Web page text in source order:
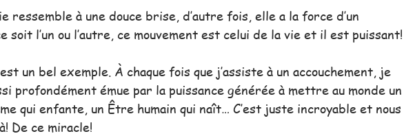
ressemble à une douce brise, d’autre fois, elle a la force d’un
soit l’un ou l’autre, ce mouvement est celui de la vie et il est puissant!
un bel exemple. À chaque fois que j’assiste à un accouchement, je
profondément émue par la puissance générée à mettre au monde un
qui enfante, un Être humain qui naît… C’est juste incroyable et nous
De ce miracle!